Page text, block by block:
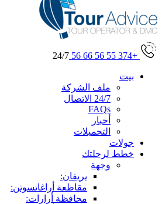
+374 55 56 66 56
24/7
بيت
ملف الشركة
24/7 الاتصال
FAQs
أخبار
التحميلات
جولات
خطط لرحلتك
وجهة
يريفان:
مقاطعة أراغاتسوتن:
محافظة أرارات: